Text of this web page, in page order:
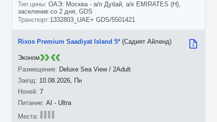
ОАЭ: Москва - а/п Дубай, а/к EMIRATES (H),
заселение со 2 дня, GDS
1332803_UAE+ GDS/5501421
10.08.2026, Пн
7
Rixos Premium Saadiyat Island 5* (Садият Айленд)
Deluxe Sea View / 2Adult
AI - Ultra
Эконом